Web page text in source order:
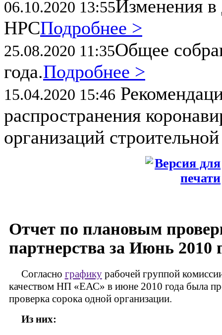
06.10.2020 13:55Изменения в
НРСПодробнее >
25.08.2020 11:35Общее
года.Подробнее >
15.04.2020 15:46
распространения
организаций
Отчет по плановым
партнерства за Июнь 2010
Согласно графикурабочей группой
качеством НП «ЕАС» в июне 2010 года была
проверка сорока одной организации.
Из них: